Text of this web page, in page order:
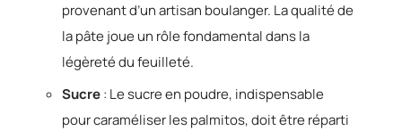
provenant d’un artisan boulanger. La qualité de
la pâte joue un rôle fondamental dans la
légèreté du feuilleté.
Sucre: Le sucre en poudre, indispensable
pour caraméliser les palmitos, doit être réparti